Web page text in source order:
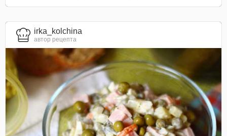
irka_kolchina
автор рецепта